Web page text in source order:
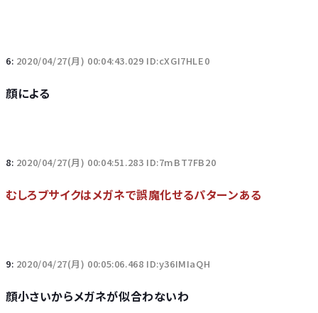
6: 2020/04/27(月) 00:04:43.029 ID:cXGI7HLE0
顔による
8: 2020/04/27(月) 00:04:51.283 ID:7mBT7FB20
むしろブサイクはメガネで誤魔化せるパターンある
9: 2020/04/27(月) 00:05:06.468 ID:y36IMIaQH
顔小さいからメガネが似合わないわ